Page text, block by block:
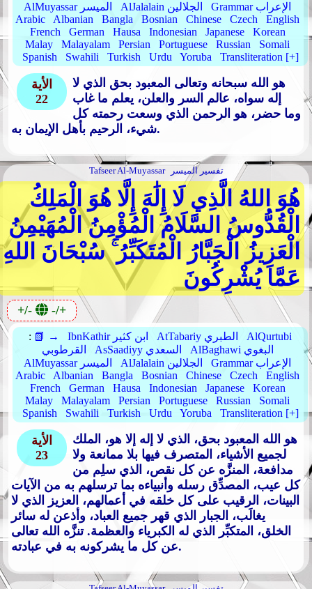
AlMuyassar الميسر
AlJalalain الجلالين
Grammar الإعراب
Arabic
Albanian Bangla Bosnian Chinese Czech
English
French
German Hausa Indonesian Japanese
Korean
Malay
Malayalam Persian Portuguese Russian
Somali
Spanish
Swahili Turkish Urdu Yoruba Transliteration [+]
الأية
22
هو الله سبحانه وتعالى المعبود بحق الذي لا
إله سواه، عالم السر والعلن، يعلم ما غاب
وما حضر، هو الرحمن الذي وسعت رحمته كل
شيء، الرحيم بأهل الإيمان به.
Tafseer Al-Muyassar تفسير الميسر
هُوَ اللهُ الَّذِي لَا إِلَٰهَ إِلَّا هُوَ الْمَلِكُ
الْقُدُّوسُ السَّلَامُ الْمُؤْمِنُ الْمُهَيْمِنُ
الْعَزِيزُ الْجَبَّارُ الْمُتَكَبِّرُ ۚ سُبْحَانَ اللهِ
عَمَّا يُشْرِكُونَ
+/- -/+
: 📗 → IbnKathir ابن كثير AtTabariy الطبري
AlQurtubi
القرطوبي
AsSaadiyy السعدي
AlBaghawi البغوي
AlMuyassar الميسر
AlJalalain الجلالين
Grammar الإعراب
Arabic
Albanian Bangla Bosnian Chinese Czech
English
French
German Hausa Indonesian Japanese
Korean
Malay
Malayalam Persian Portuguese Russian
Somali
Spanish
Swahili Turkish Urdu Yoruba Transliteration [+]
الأية
23
هو الله المعبود بحق، الذي لا إله إلا هو، الملك
لجميع الأشياء، المتصرف فيها بلا ممانعة ولا
مدافعة، المنزَّه عن كل نقص، الذي سلِم من
كل عيب، المصدِّق رسله وأنبياءه بما ترسلهم به من الآيات
البينات، الرقيب على كل خلقه في أعمالهم، العزيز الذي لا
يغالَب، الجبار الذي قهر جميع العباد، وأذعن له سائر
الخلق، المتكبِّر الذي له الكبرياء والعظمة. تنزَّه الله تعالى
عن كل ما يشركونه به في عبادته.